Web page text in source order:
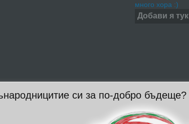
много хора :)
Добави я тук
си за по-добро бъдеще?